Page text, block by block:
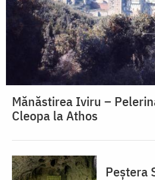
Mănăstirea Iviru –
Cleopa la Athos
Peștera